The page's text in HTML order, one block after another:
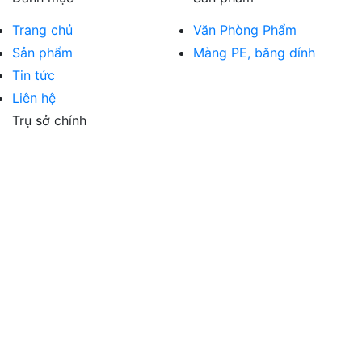
Trang chủ
Sản phẩm
Tin tức
Liên hệ
Văn Phòng Phẩm
Màng PE, băng dính
Trụ sở chính